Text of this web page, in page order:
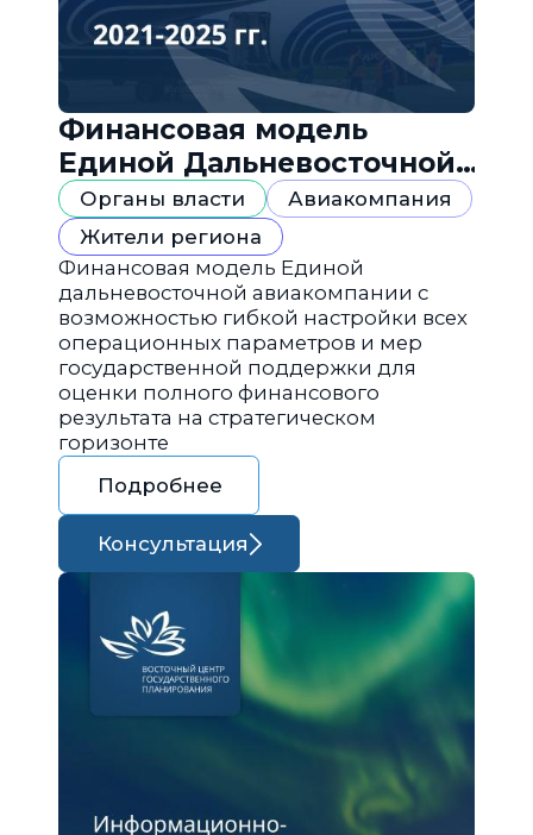
Финансовая модель
Единой Дальневосточной
авиакомпании
Органы власти
Авиакомпания
Жители региона
Финансовая модель Единой
дальневосточной авиакомпании с
возможностью гибкой настройки всех
операционных параметров и мер
государственной поддержки для
оценки полного финансового
результата на стратегическом
горизонте
Подробнее
Консультация